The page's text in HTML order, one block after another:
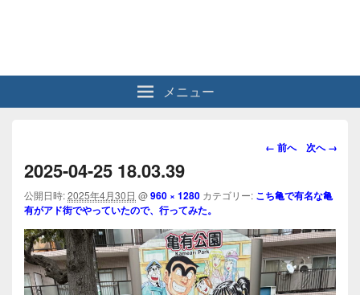
メニュー
画
ビ
ー
シ
ョ
ン
← 前へ 次へ →
2025-04-25 18.03.39
公開日時:2025年4月30日 @960 × 1280 カテゴリー: こち亀で有名な亀
有がアド街でやっていたので、行ってみた。